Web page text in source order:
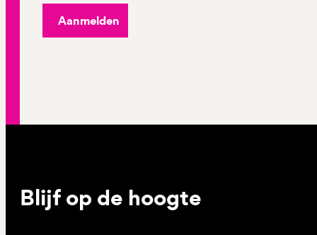
Aanmelden
Blijf op de hoogte